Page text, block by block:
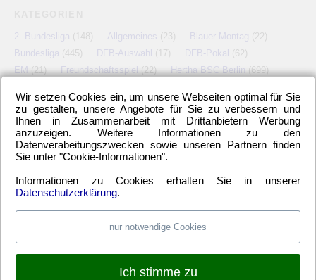
2. Bundesliga (148) Allgemeines (23) Blauer Montag (22)
Bundesliga (445) DFB-Auswahl (17) DFB-Pokal (62)
EM(21) Freundschaftsspiel(22) Hertha BSC Berlin(699)
UEFA Europa League(22) UEFA-Cup(12)
META
Anmelden Eintrags-Feed Kommentar-Feed WordPress.org
Wir setzen Cookies ein, um unsere Webseiten optimal für Sie
zu gestalten, unsere Angebote für Sie zu verbessern und
Ihnen in Zusammenarbeit mit Drittanbietern Werbung
anzuzeigen. Weitere Informationen zu den
Datenverabeitungszwecken sowie unseren Partnern finden
Sie unter "Cookie-Informationen".
Informationen zu Cookies erhalten Sie in unserer
Datenschutzerklärung.
nur notwendige Cookies
Ich stimme zu